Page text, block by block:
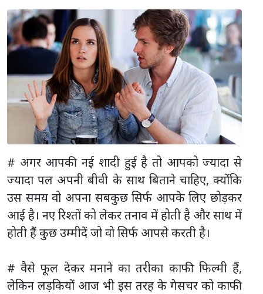
# अगर आपकी नई शादी हुई है तो आपको ज्यादा से
ज्यादा पल अपनी बीवी के साथ बिताने चाहिए, क्योंकि
उस समय वो अपना सबकुछ सिर्फ आपके लिए छोड़कर
आई है। नए रिश्तों को लेकर तनाव में होती है और साथ में
होती हैं कुछ उम्मीदें जो वो सिर्फ आपसे करती है।
# वैसे फूल देकर मनाने का तरीका काफी फिल्मी हैं,
लेकिन लड़कियों आज भी इस तरह के गेसचर को काफी